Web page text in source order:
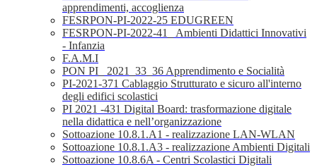
apprendimenti, accoglienza
FESRPON-PI-2022-25 EDUGREEN
FESRPON-PI-2022-41_ Ambienti Didattici Innovativi
- Infanzia
F.A.M.I
PON PI_ 2021_33_36 Apprendimento e Socialità
PI-2021-371 Cablaggio Strutturato e sicuro all'interno
degli edifici scolastici
PI 2021 -431 Digital Board: trasformazione digitale
nella didattica e nell’organizzazione
Sottoazione 10.8.1.A1 - realizzazione LAN-WLAN
Sottoazione 10.8.1.A3 - realizzazione Ambienti Digitali
Sottoazione 10.8.6A - Centri Scolastici Digitali